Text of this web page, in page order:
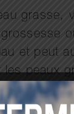
grasse,
et peut
les peaux
de